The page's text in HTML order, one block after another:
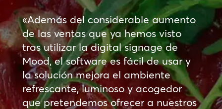
«Además del considerable aumento
de las ventas que ya hemos visto
tras utilizar la digital signage de
Mood, el software es fácil de usar y
la solución mejora el ambiente
refrescante, luminoso y acogedor
que pretendemos ofrecer a nuestros